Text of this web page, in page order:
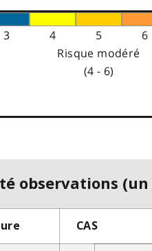
3 4 5 6
Risque modéré
(4 - 6)
observations
CAS